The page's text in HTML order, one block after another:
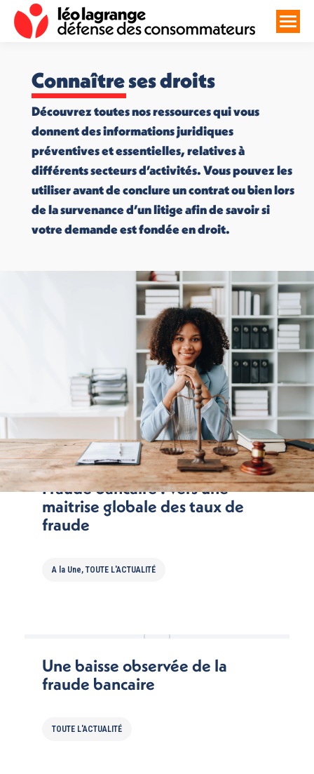
Connaître ses droits
Découvrez toutes nos ressources qui vous
donnent des informations juridiques
préventives et essentielles, relatives à
différents secteurs d’activités. Vous pouvez les
utiliser avant de conclure un contrat ou bien lors
de la survenance d’un litige afin de savoir si
votre demande est fondée en droit.
Fraude bancaire : vers une
maitrise globale des taux de
fraude
A la Une,TOUTE L'ACTUALITÉ
Une baisse observée de la
fraude bancaire
TOUTE L'ACTUALITÉ